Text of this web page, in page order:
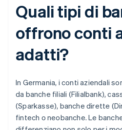
Quali tipi di
offrono conti
adatti?
In Germania, i conti aziendali
da banche filiali (Filialbank),
(Sparkasse), banche dirette
fintech o neobanche. Le